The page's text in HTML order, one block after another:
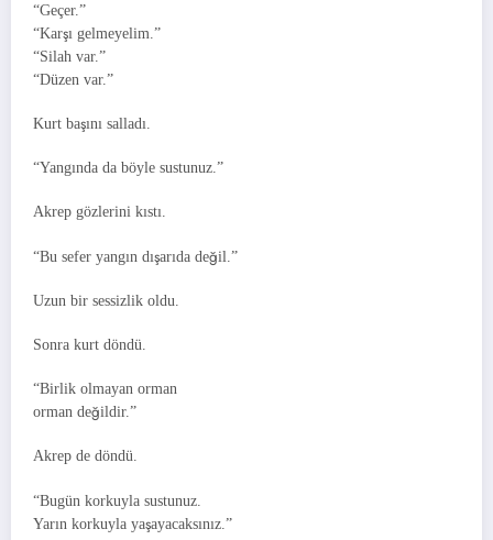
“Geçer.”
“Karşı gelmeyelim.”
“Silah var.”
“Düzen var.”
Kurt başını salladı.
“Yangında da böyle sustunuz.”
Akrep gözlerini kıstı.
“Bu sefer yangın dışarıda değil.”
Uzun bir sessizlik oldu.
Sonra kurt döndü.
“Birlik olmayan orman
orman değildir.”
Akrep de döndü.
“Bugün korkuyla sustunuz.
Yarın korkuyla yaşayacaksınız.”